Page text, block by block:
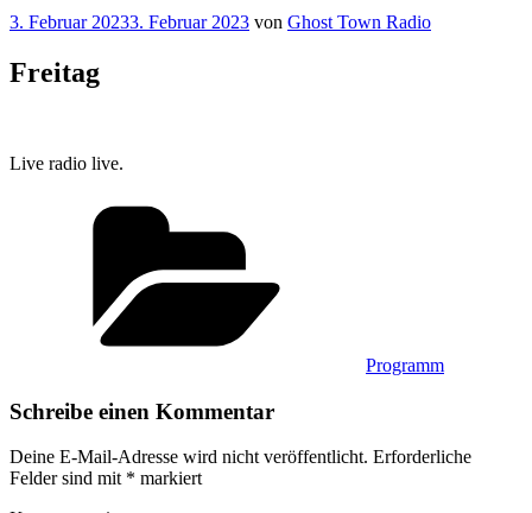
Veröffentlicht
3. Februar 20233. Februar 2023 von Ghost Town Radio
Freitag
Live radio live.
Programm
Schreibe einen Kommentar
Deine E-Mail-Adresse wird nicht veröffentlicht. Erforderliche
Felder sind mit * markiert